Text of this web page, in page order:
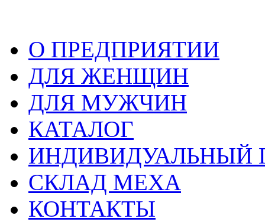
О ПРЕДПРИЯТИИ
ДЛЯ ЖЕНЩИН
ДЛЯ МУЖЧИН
КАТАЛОГ
ИНДИВИДУАЛЬНЫЙ
СКЛАД МЕХА
КОНТАКТЫ